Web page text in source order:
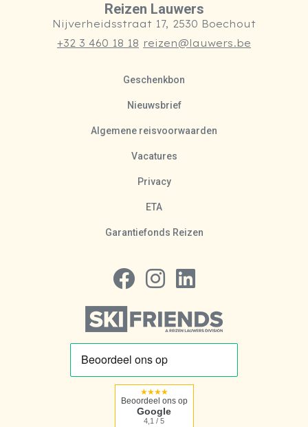
Reizen Lauwers
Nijverheidsstraat 17, 2530 Boechout
+32 3 460 18 18 reizen@lauwers.be
Geschenkbon
Nieuwsbrief
Algemene reisvoorwaarden
Vacatures
Privacy
ETA
Garantiefonds Reizen
Volg ons op Facebook
Volg ons op Instagram
Volg ons op LinkedIn
★★★★
Beoordeel ons op
Google
4,1 / 5